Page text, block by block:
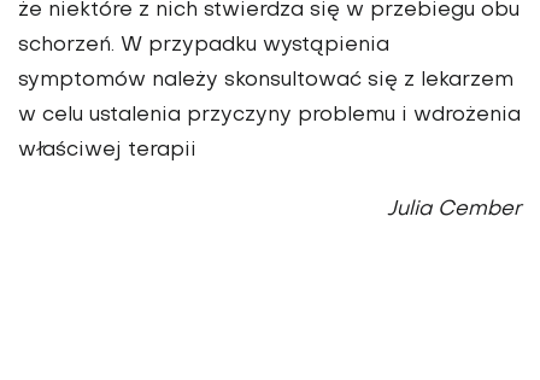
że niektóre z nich stwierdza się w przebiegu obu
schorzeń. W przypadku wystąpienia
symptomów należy skonsultować się z lekarzem
w celu ustalenia przyczyny problemu i wdrożenia
właściwej terapii
Julia Cember